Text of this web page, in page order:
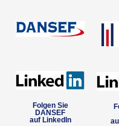
Folgen Sie
DANSEF
auf LinkedIn